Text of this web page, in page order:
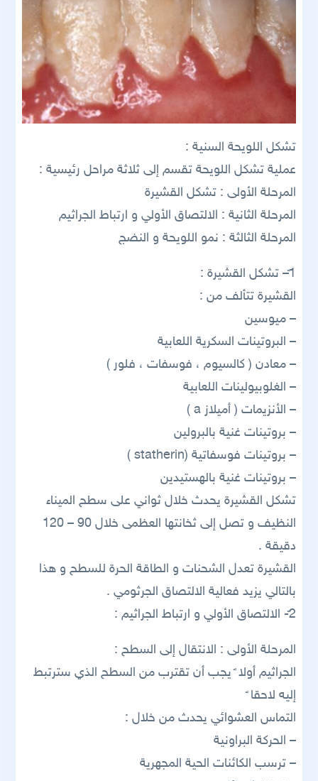
تشكل اللويحة السنية :
عملية تشكل اللويحة تقسم إلى ثلاثة مراحل رئيسية :
المرحلة الأولى : تشكل القشيرة
المرحلة الثانية : الالتصاق الأولي و ارتباط الجراثيم
المرحلة الثالثة : نمو اللويحة و النضج
1ً– تشكل القشيرة :
القشيرة تتألف من :
– ميوسين
– البروتينات السكرية اللعابية
– معادن ( كالسيوم ، فوسفات ، فلور )
– الغلوبيولينات اللعابية
– الأنزيمات ( أميلاز a )
– بروتينات غنية بالبرولين
– بروتينات فوسفاتية (statherin )
– بروتينات غنية بالهستيدين
تشكل القشيرة يحدث خلال ثواني على سطح الميناء
النظيف و تصل إلى ثخانتها العظمى خلال 90 – 120
دقيقة .
القشيرة تعدل الشحنات و الطاقة الحرة للسطح و هذا
بالتالي يزيد فعالية الالتصاق الجرثومي .
2ً- الالتصاق الأولي و ارتباط الجراثيم :
المرحلة الأولى : الانتقال إلى السطح :
الجراثيم أولا ً يجب أن تقترب من السطح الذي سترتبط
إليه لاحقا ً
التماس العشوائي يحدث من خلال :
– الحركة البراونية
– ترسب الكائنات الحية المجهرية